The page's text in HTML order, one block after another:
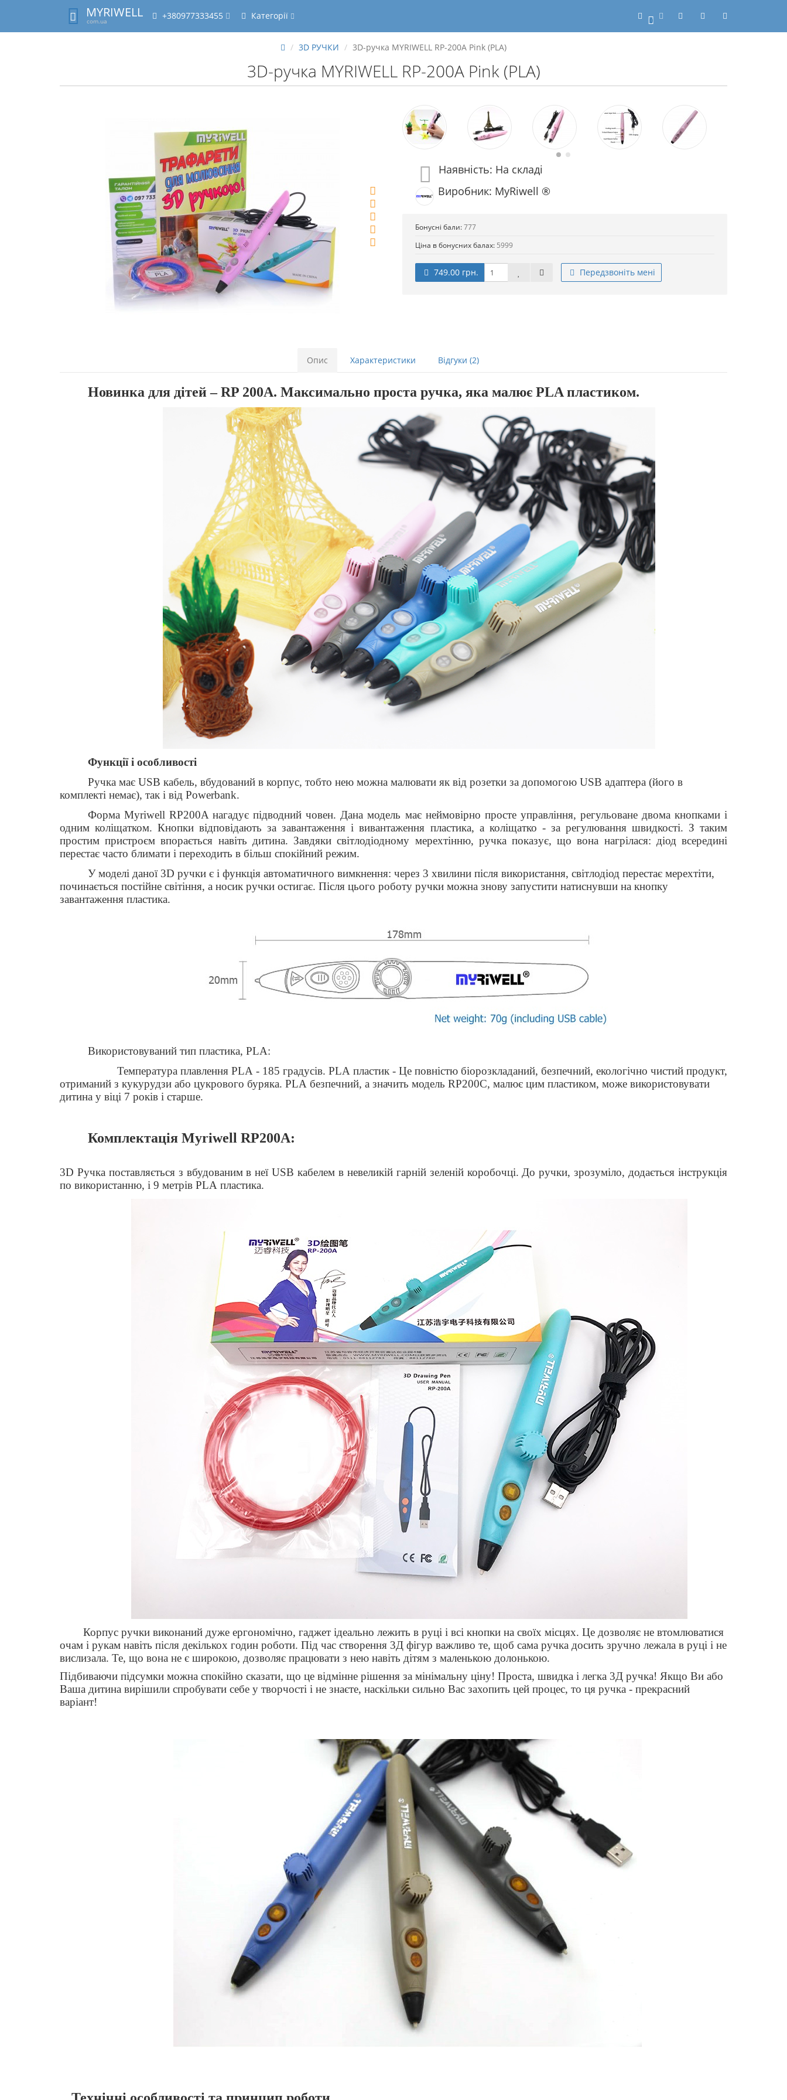
MYRIWELL
com.ua +380977333455 Категорії 0
3D РУЧКИ 3D-ручка MYRIWELL RP-200A Pink (PLA)
3D-ручка MYRIWELL RP-200A Pink (PLA)
Наявність: На складі
Виробник: MyRiwell ®
Бонусні бали:777
Ціна в бонусних балах: 5999
749.00 грн. Передзвоніть мені
Опис Характеристики Відгуки (2)
Новинка для дітей – RP 200A. Максимально проста ручка, яка малює PLA пластиком.
Функції і особливості
Ручка має USB кабель, вбудований в корпус, тобто нею можна малювати як від розетки за допомогою USB адаптера (його в
комплекті немає), так і від Powerbank.
Форма Myriwell RP200A нагадує підводний човен. Дана модель має неймовірно просте управління, регульоване двома кнопками і
одним коліщатком. Кнопки відповідають за завантаження і вивантаження пластика, а коліщатко - за регулювання швидкості. З таким
простим пристроєм впорається навіть дитина. Завдяки світлодіодному мерехтінню, ручка показує, що вона нагрілася: діод всередині
перестає часто блимати і переходить в більш спокійний режим.
У моделі даної 3D ручки є і функція автоматичного вимкнення: через 3 хвилини після використання, світлодіод перестає мерехтіти,
починається постійне світіння, а носик ручки остигає. Після цього роботу ручки можна знову запустити натиснувши на кнопку
завантаження пластика.
Використовуваний тип пластика, PLA:
Температура плавлення PLA - 185 градусів. PLA пластик - Це повністю біорозкладаний, безпечний, екологічно чистий продукт,
отриманий з кукурудзи або цукрового буряка. PLA безпечний, а значить модель RP200С, малює цим пластиком, може використовувати
дитина у віці 7 років і старше.
Комплектація Myriwell RP200A:
3D Ручка поставляється з вбудованим в неїUSB кабелем в невеликій гарній зеленій коробочці. До ручки, зрозуміло, додається інструкція
по використанню, і 9 метрів PLA пластика.
Корпус ручки виконаний дуже ергономічно, гаджет ідеально лежить в руці і всі кнопки на своїх місцях. Це дозволяє не втомлюватися
очам і рукам навіть після декількох годин роботи. Під час створення 3Д фігур важливо те, щоб сама ручка досить зручно лежала в руці і не
вислизала. Те, що вона не є широкою, дозволяє працювати з нею навіть дітям з маленькою долонькою.
Підбиваючи підсумки можна спокійно сказати, що це відмінне рішення за мінімальну ціну! Проста, швидка і легка 3Д ручка! Якщо Ви або
Ваша дитина вирішили спробувати себе у творчості і не знаєте, наскільки сильно Вас захопить цей процес, то ця ручка - прекрасний
варіант!